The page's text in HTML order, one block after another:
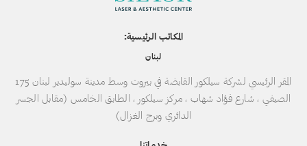
المكاتب الرئيسية:
لبنان
المقر الرئيسي لشركة سيلكور القابضة في بيروت وسط مدينة سوليدير لبنان 175
الصيفي ، شارع فؤاد شهاب ، مركز سيلكور ، الطابق الخامس (مقابل الجسر
الدائري وبرج الغزال)